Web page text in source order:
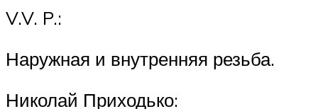
V.V. P.:
Наружная и внутренняя резьба.
Николай Приходько: